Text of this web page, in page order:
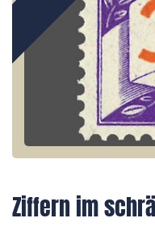
Ziffern im